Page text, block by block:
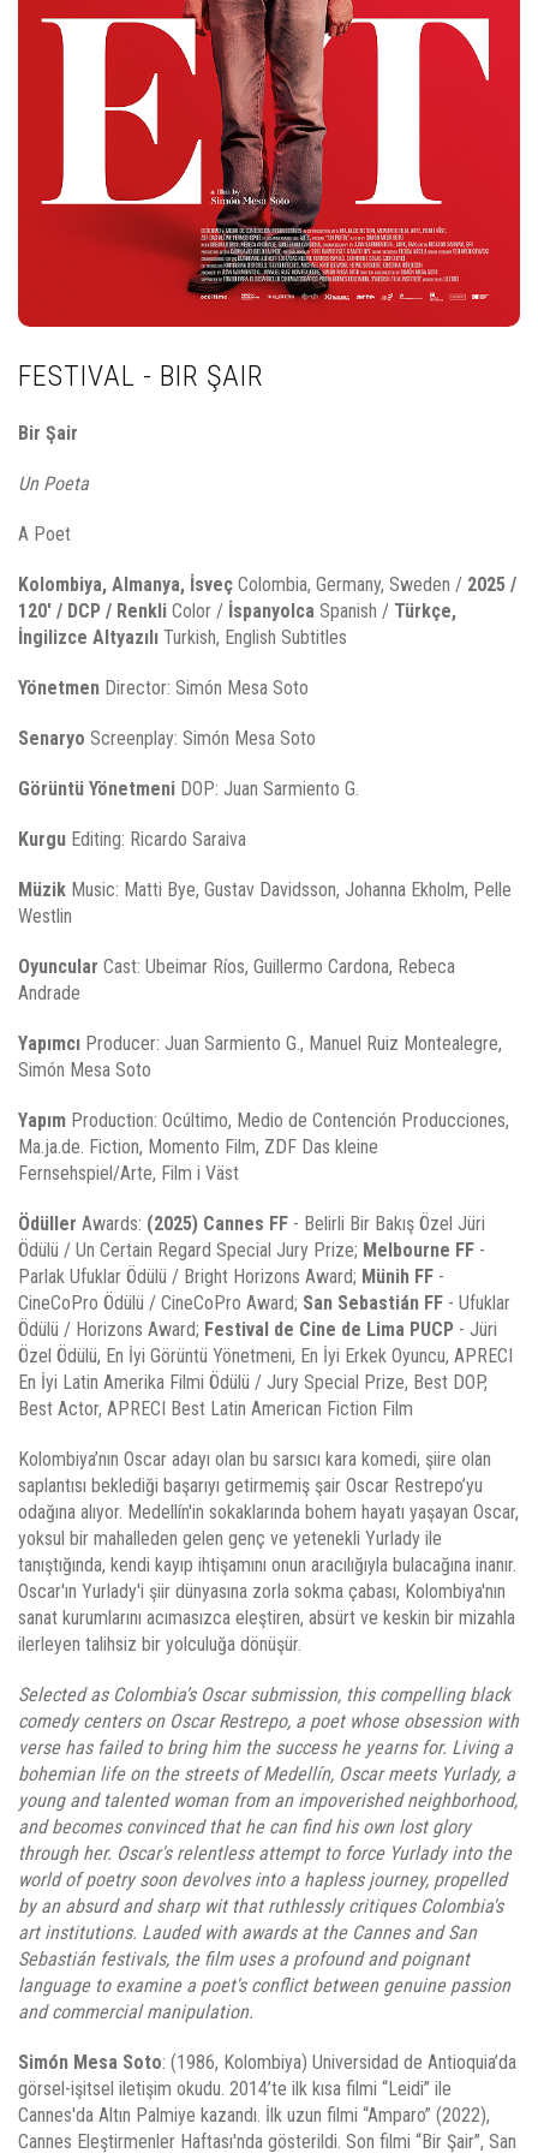
FESTIVAL - BIR ŞAIR
Bir Şair
Un Poeta
A Poet
Kolombiya, Almanya, İsveç Colombia, Germany, Sweden / 2025 /
120' / DCP / Renkli Color / İspanyolca Spanish / Türkçe,
İngilizce Altyazılı Turkish, English Subtitles
Yönetmen Director: Simón Mesa Soto
Senaryo Screenplay: Simón Mesa Soto
Görüntü Yönetmeni DOP: Juan Sarmiento G.
Kurgu Editing: Ricardo Saraiva
Müzik Music: Matti Bye, Gustav Davidsson, Johanna Ekholm, Pelle
Westlin
Oyuncular Cast: Ubeimar Ríos, Guillermo Cardona, Rebeca
Andrade
Yapımcı Producer: Juan Sarmiento G., Manuel Ruiz Montealegre,
Simón Mesa Soto
Yapım Production: Ocúltimo, Medio de Contención Producciones,
Ma.ja.de. Fiction, Momento Film, ZDF Das kleine
Fernsehspiel/Arte, Film i Väst
Ödüller Awards: (2025) Cannes FF - Belirli Bir Bakış Özel Jüri
Ödülü / Un Certain Regard Special Jury Prize; Melbourne FF -
Parlak Ufuklar Ödülü / Bright Horizons Award; Münih FF -
CineCoPro Ödülü / CineCoPro Award; San Sebastián FF - Ufuklar
Ödülü / Horizons Award; Festival de Cine de Lima PUCP - Jüri
Özel Ödülü, En İyi Görüntü Yönetmeni, En İyi Erkek Oyuncu, APRECI
En İyi Latin Amerika Filmi Ödülü / Jury Special Prize, Best DOP,
Best Actor, APRECI Best Latin American Fiction Film
Kolombiya’nın Oscar adayı olan bu sarsıcı kara komedi, şiire olan
saplantısı beklediği başarıyı getirmemiş şair Oscar Restrepo’yu
odağına alıyor. Medellín'in sokaklarında bohem hayatı yaşayan Oscar,
yoksul bir mahalleden gelen genç ve yetenekli Yurlady ile
tanıştığında, kendi kayıp ihtişamını onun aracılığıyla bulacağına inanır.
Oscar'ın Yurlady'i şiir dünyasına zorla sokma çabası, Kolombiya'nın
sanat kurumlarını acımasızca eleştiren, absürt ve keskin bir mizahla
ilerleyen talihsiz bir yolculuğa dönüşür.
Selected as Colombia’s Oscar submission, this compelling black
comedy centers on Oscar Restrepo, a poet whose obsession with
verse has failed to bring him the success he yearns for. Living a
bohemian life on the streets of Medellín, Oscar meets Yurlady, a
young and talented woman from an impoverished neighborhood,
and becomes convinced that he can find his own lost glory
through her. Oscar's relentless attempt to force Yurlady into the
world of poetry soon devolves into a hapless journey, propelled
by an absurd and sharp wit that ruthlessly critiques Colombia's
art institutions. Lauded with awards at the Cannes and San
Sebastián festivals, the film uses a profound and poignant
language to examine a poet's conflict between genuine passion
and commercial manipulation.
Simón Mesa Soto: (1986, Kolombiya) Universidad de Antioquia’da
görsel-işitsel iletişim okudu. 2014’te ilk kısa filmi “Leidi” ile
Cannes'da Altın Palmiye kazandı. İlk uzun filmi “Amparo” (2022),
Cannes Eleştirmenler Haftası'nda gösterildi. Son filmi “Bir Şair”, San